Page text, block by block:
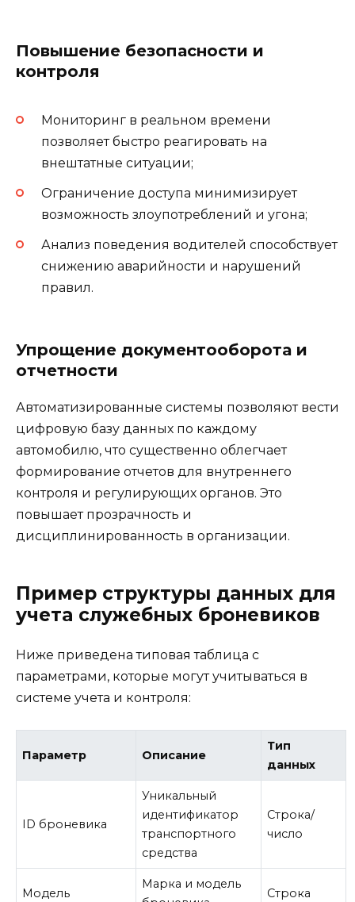
Повышение безопасности и
контроля
Мониторинг в реальном времени
позволяет быстро реагировать на
внештатные ситуации;
Ограничение доступа минимизирует
возможность злоупотреблений и угона;
Анализ поведения водителей способствует
снижению аварийности и нарушений
правил.
Упрощение документооборота и
отчетности
Автоматизированные системы позволяют вести
цифровую базу данных по каждому
автомобилю, что существенно облегчает
формирование отчетов для внутреннего
контроля и регулирующих органов. Это
повышает прозрачность и
дисциплинированность в организации.
Пример структуры данных для
учета служебных броневиков
Ниже приведена типовая таблица с
параметрами, которые могут учитываться в
системе учета и контроля:
Параметр Описание
Тип
данных
ID броневика
Уникальный
идентификатор
транспортного
средства
Строка/
число
Модель
Марка и модель
Строка